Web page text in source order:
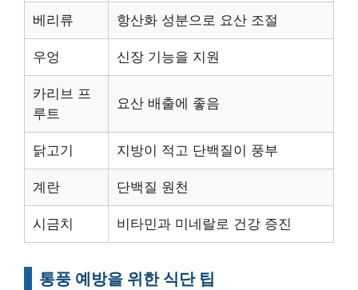
베리류 항산화 성분으로 요산 조절
우엉 신장 기능을 지원
카리브 프
루트
요산 배출에 좋음
닭고기 지방이 적고 단백질이 풍부
계란 단백질 원천
시금치 비타민과 미네랄로 건강 증진
통풍 예방을 위한 식단 팁